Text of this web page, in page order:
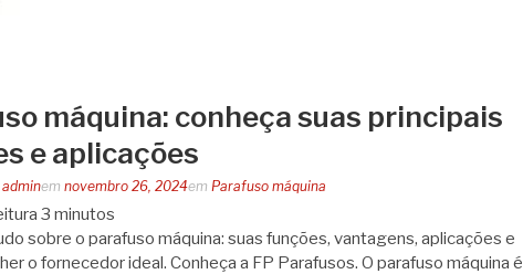
máquina: conheça suas principais
e aplicações
adminem novembro 26, 2024em Parafuso máquina
3 minutos
sobre o parafuso máquina: suas funções, vantagens, aplicações e
o fornecedor ideal. Conheça a FP Parafusos. O parafuso máquina é